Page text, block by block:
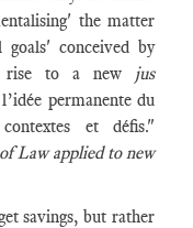
the matter
conceived by
rise to a new jus
permanente du
et défis."
Law applied to new
savings, but rather